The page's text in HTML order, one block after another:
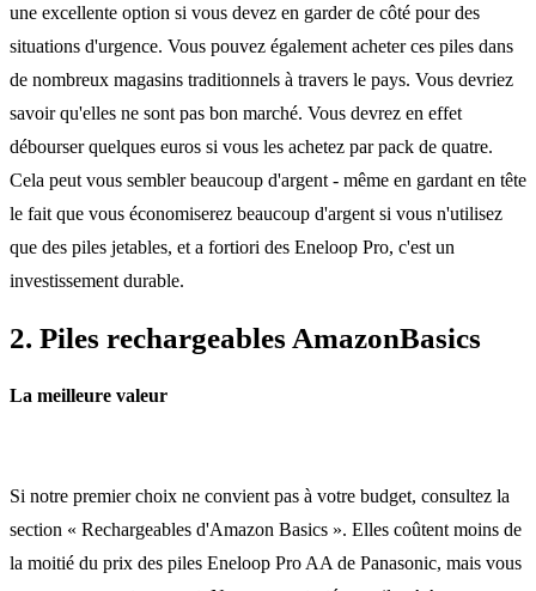
une excellente option si vous devez en garder de côté pour des
situations d'urgence. Vous pouvez également acheter ces piles dans
de nombreux magasins traditionnels à travers le pays. Vous devriez
savoir qu'elles ne sont pas bon marché. Vous devrez en effet
débourser quelques euros si vous les achetez par pack de quatre.
Cela peut vous sembler beaucoup d'argent - même en gardant en tête
le fait que vous économiserez beaucoup d'argent si vous n'utilisez
que des piles jetables, et a fortiori des Eneloop Pro, c'est un
investissement durable.
2. Piles rechargeables AmazonBasics
La meilleure valeur
Si notre premier choix ne convient pas à votre budget, consultez la
section « Rechargeables d'Amazon Basics ». Elles coûtent moins de
la moitié du prix des piles Eneloop Pro AA de Panasonic, mais vous